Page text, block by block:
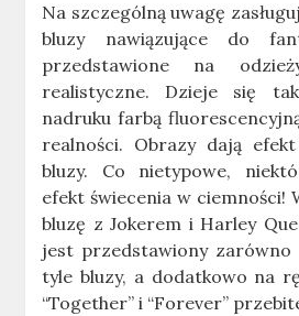
Na szczególną uwagę
bluzy nawiązujące do
przedstawione na
realistyczne. Dzieje się
nadruku farbą
realności. Obrazy dają efekt
bluzy. Co nietypowe,
efekt świecenia w ciemności!
bluzę z Jokerem i Harley
jest przedstawiony
tyle bluzy, a dodatkowo na
“Together” i “Forever”